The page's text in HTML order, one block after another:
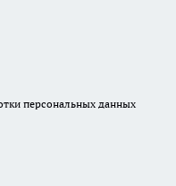
персональных данных